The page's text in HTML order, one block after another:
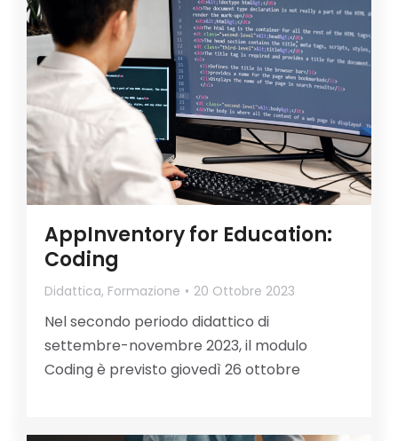
AppInventory for Education:
Coding
Didattica, Formazione 20 Ottobre 2023
Nel secondo periodo didattico di
settembre-novembre 2023, il modulo
Coding è previsto giovedì 26 ottobre